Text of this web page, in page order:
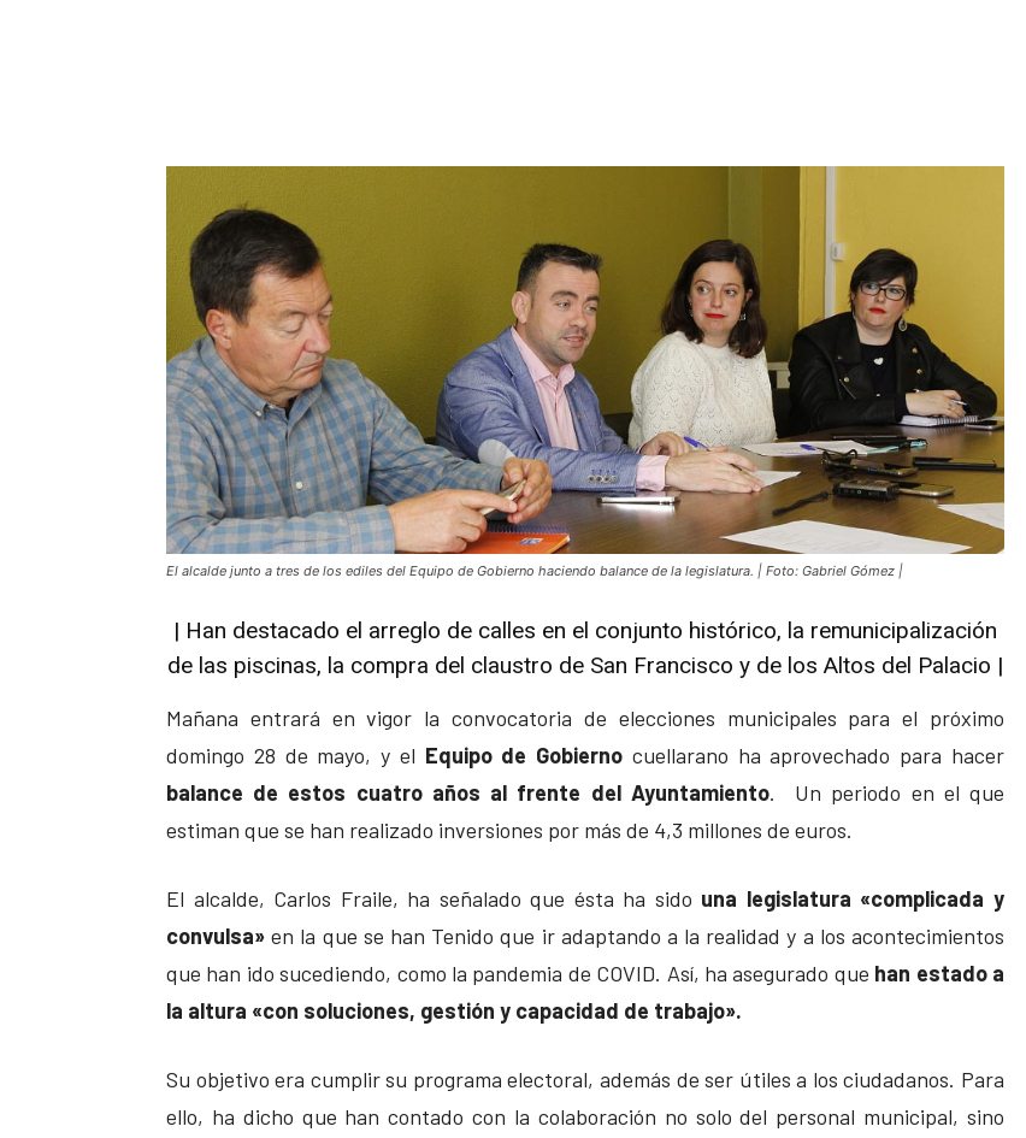
El alcalde junto a tres de los ediles del Equipo de Gobierno haciendo balance de la legislatura. | Foto: Gabriel Gómez |
| Han destacado el arreglo de calles en el conjunto histórico, la remunicipalización
de las piscinas, la compra del claustro de San Francisco y de los Altos del Palacio |
Mañana entrará en vigor la convocatoria de elecciones municipales para el próximo
domingo 28 de mayo, y el Equipo de Gobierno cuellarano ha aprovechado para hacer
balance de estos cuatro años al frente del Ayuntamiento.
Un periodo en el que
estiman que se han realizado inversiones por más de 4,3 millones de euros.
El alcalde, Carlos Fraile, ha señalado que ésta ha sido una legislatura «complicada y
convulsa» en la que se han Tenido que ir adaptando a la realidad y a los acontecimientos
que han ido sucediendo, como la pandemia de COVID. Así, ha asegurado que han estado a
la altura «con soluciones, gestión y capacidad de trabajo».
Su objetivo era cumplir su programa electoral, además de ser útiles a los ciudadanos. Para
ello, ha dicho que han contado con la colaboración no solo del personal municipal, sino